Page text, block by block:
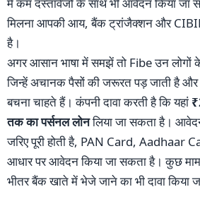
में कम दस्तावेजों के साथ भी आवेदन किया जा
मिलना आपकी आय, बैंक ट्रांजैक्शन और CIBIL
है।
अगर आसान भाषा में समझें तो Fibe उन लोगों
जिन्हें अचानक पैसों की जरूरत पड़ जाती है और
बचना चाहते हैं। कंपनी दावा करती है कि यहां
तक का पर्सनल लोनलिया जा सकता है।
जरिए पूरी होती है, PAN Card,
आधार पर आवेदन किया जा सकता है। कुछ
भीतर बैंक खाते में भेजे जाने का भी दावा किया